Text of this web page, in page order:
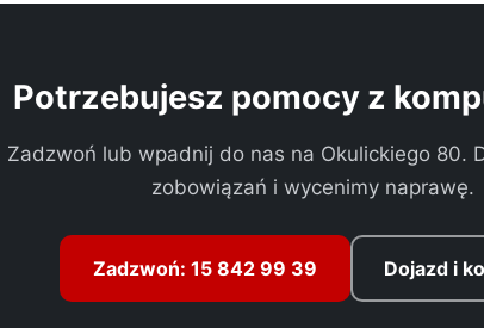
Potrzebujesz pomocy z
Zadzwoń lub wpadnij do nas na Okulickiego 80.
zobowiązań i wycenimy naprawę.
Zadzwoń: 15 842 99 39 Dojazd i